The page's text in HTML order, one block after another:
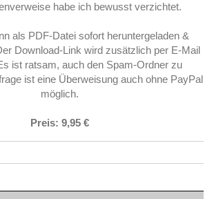
habe ich bewusst verzichtet.
als PDF-Datei sofort heruntergeladen &
Download-Link wird zusätzlich per E-Mail
ist ratsam, auch den Spam-Ordner zu
ist eine Überweisung auch ohne PayPal
möglich.
Preis: 9,95 €